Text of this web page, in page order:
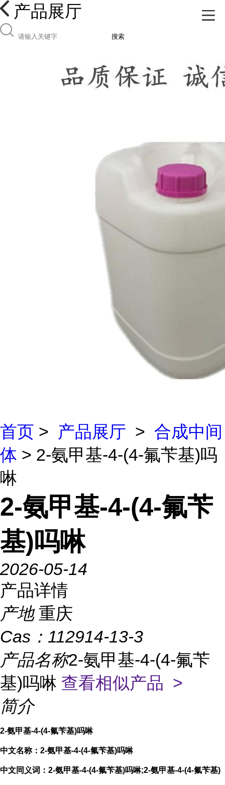
产品展厅
搜索
首页 > 产品展厅 > 合成中间
体 > 2-氨甲基-4-(4-氟苄基)吗
啉
2-氨甲基-4-(4-氟苄
基)吗啉
2026-05-14
产品详情
产地 重庆
Cas： 112914-13-3
产品名称2-氨甲基-4-(4-氟苄
基)吗啉 查看相似产品 >
简介
2-氨甲基-4-(4-氟苄基)吗啉
中文名称：2-氨甲基-4-(4-氟苄基)吗啉
中文同义词：2-氨甲基-4-(4-氟苄基)吗啉;2-氨甲基-4-(4-氟苄基)